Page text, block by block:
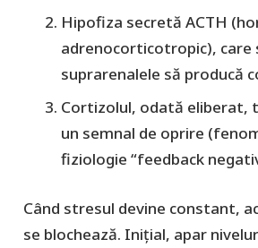
Hipofiza secretă ACTH
adrenocorticotropic), care
suprarenalele să producă
Cortizolul, odată eliberat,
un semnal de oprire
fiziologie “feedback
Când stresul devine constant,
se blochează. Inițial, apar